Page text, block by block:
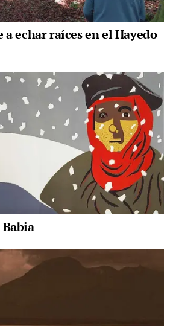
a echar raíces en el Hayedo